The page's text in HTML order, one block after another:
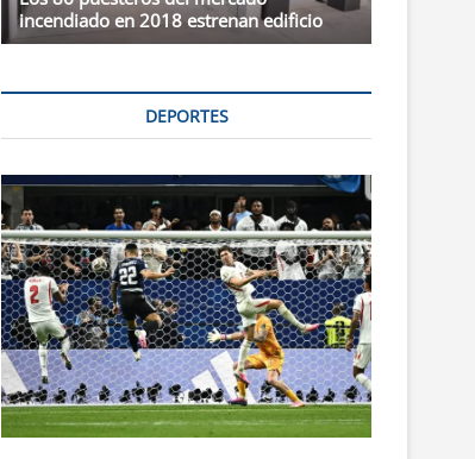
incendiado en 2018 estrenan edificio
DEPORTES